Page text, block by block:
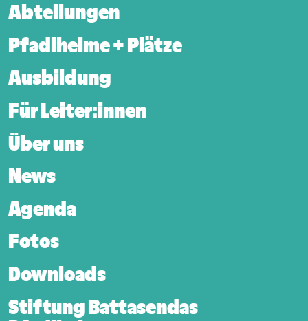
Footer-Hauptnavigation
Abteilungen
Pfadiheime + Plätze
Ausbildung
Für Leiter:innen
Über uns
News
Agenda
Fotos
Downloads
Stiftung Battasendas